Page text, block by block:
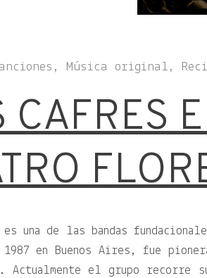
Música original,
CAFRES
es una de las bandas
1987 en Buenos Aires, fue
Actualmente el grupo recorre